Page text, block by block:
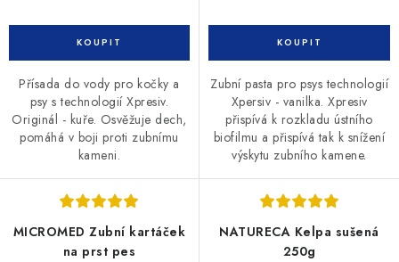
Přísada do vody pro kočky a
psy s technologií Xpresiv.
Originál - kuře. Osvěžuje dech,
pomáhá v boji proti zubnímu
kameni.
Zubní pasta pro psys technologií
Xpersiv - vanilka. Xpresiv
přispívá k rozkladu ústního
biofilmu a přispívá tak k snížení
výskytu zubního kamene.
MICROMED Zubní kartáček
na prst pes
NATURECA Kelpa sušená
250g